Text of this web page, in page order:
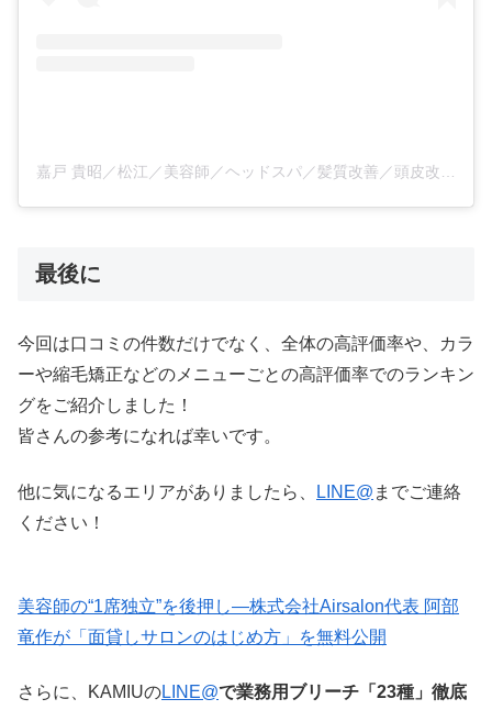
最後に
今回は口コミの件数だけでなく、全体の高評価率や、カラ
ーや縮毛矯正などのメニューごとの高評価率でのランキン
グをご紹介しました！
皆さんの参考になれば幸いです。
他に気になるエリアがありましたら、 LINE@ までご連絡
ください！
美容師の“1席独立”を後押し—株式会社Airsalon代表 阿部
竜作が「面貸しサロンのはじめ方」を無料公開
さらに、KAMIUのLINE@で業務用ブリーチ「23種」徹底